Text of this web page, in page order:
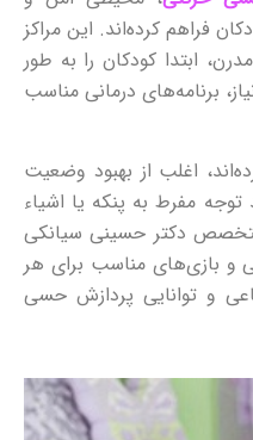
فراهم کرده‌اند. این مراکز
ابتدا کودکان را به طور
برنامه‌های درمانی مناسب
اغلب از بهبود وضعیت
مفرط به پنکه یا اشیاء
دکتر حسینی سیانکی
و بازی‌های مناسب برای هر
و توانایی پردازش حسی